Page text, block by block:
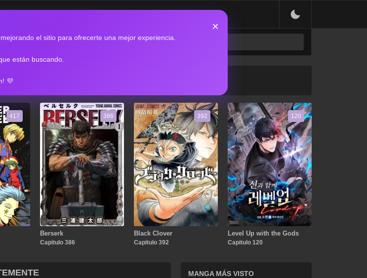
el sitio para ofrecerte una mejor experiencia.
están buscando.
💜
×
417 386
Berserk
Capitulo 386
392
Black Clover
Capitulo 392
120
Level Up with the Gods
Capitulo 120
MANGA MÁS VISTO